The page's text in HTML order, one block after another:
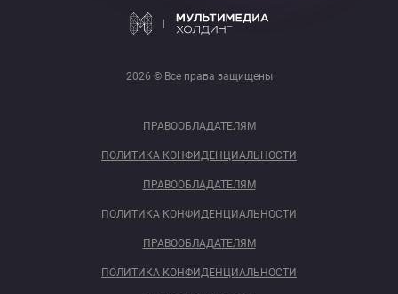
2026 © Все права защищены
ПРАВООБЛАДАТЕЛЯМ
ПОЛИТИКА КОНФИДЕНЦИАЛЬНОСТИ
ПРАВООБЛАДАТЕЛЯМ
ПОЛИТИКА КОНФИДЕНЦИАЛЬНОСТИ
ПРАВООБЛАДАТЕЛЯМ
ПОЛИТИКА КОНФИДЕНЦИАЛЬНОСТИ